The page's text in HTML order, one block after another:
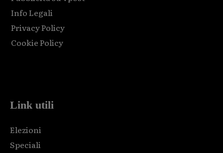
Info Legali
Privacy Policy
Cookie Policy
Link utili
Elezioni
Speciali